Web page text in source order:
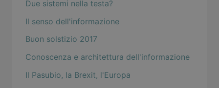
Due sistemi nella testa?
Il senso dell'informazione
Buon solstizio 2017
Conoscenza e architettura dell'informazione
Il Pasubio, la Brexit, l'Europa